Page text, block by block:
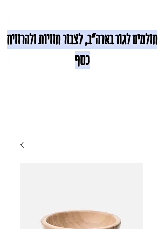
חולמים לגור בארה"ב, לצבור חוויות ולהרוויח
כסף